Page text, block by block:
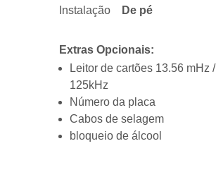
Instalação
De pé
Extras Opcionais:
Leitor de cartões 13.56 mHz /
125kHz
Número da placa
Cabos de selagem
bloqueio de álcool